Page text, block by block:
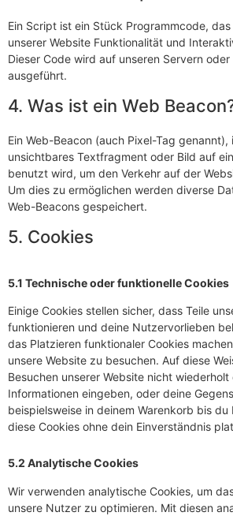
Ein Script ist ein Stück Programmcode,
unserer Website Funktionalität und
Dieser Code wird auf unseren Servern
ausgeführt.
4. Was ist ein Web
Ein Web-Beacon (auch Pixel-Tag genannt),
unsichtbares Textfragment oder Bild auf
benutzt wird, um den Verkehr auf der
Um dies zu ermöglichen werden diverse
Web-Beacons gespeichert.
5. Cookies
5.1 Technische oder funktionelle Cookies
Einige Cookies stellen sicher, dass Teile
funktionieren und deine Nutzervorlieben
das Platzieren funktionaler Cookies
unsere Website zu besuchen. Auf diese
Besuchen unserer Website nicht wiederholt
Informationen eingeben, oder deine
beispielsweise in deinem Warenkorb bis du
diese Cookies ohne dein Einverständnis
5.2 Analytische Cookies
Wir verwenden analytische Cookies, um
unsere Nutzer zu optimieren. Mit diesen